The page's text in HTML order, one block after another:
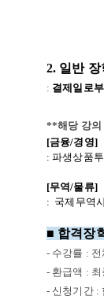
2. 일반 장
: 결제일로
**해당 강의
[금융/경영]
: 파생상품
[무역/물류]
: 국제무역
■ 합격장
- 수강률 : 전
- 환급액 :
- 신청기간 :